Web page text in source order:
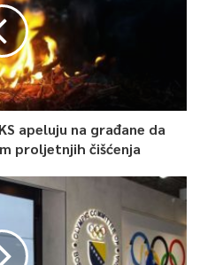
apeluju na građane da
proljetnjih čišćenja